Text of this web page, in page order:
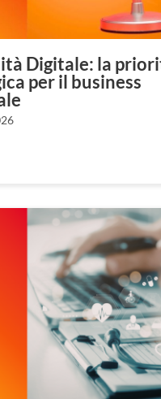
Digitale: la
per il business